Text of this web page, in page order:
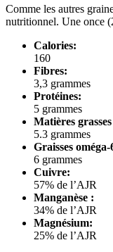
Comme les autres
nutritionnel. Une once
Calories:
160
Fibres:
3,3 grammes
Protéines:
5 grammes
Matières
5.3 grammes
Graisses oméga-
6 grammes
Cuivre:
57% de l’AJR
Manganèse :
34% de l’AJR
Magnésium:
25% de l’AJR